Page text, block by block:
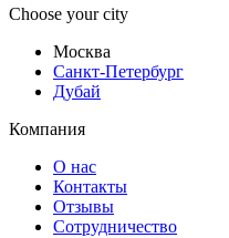
Choose your city
Москва
Санкт-Петербург
Дубай
Компания
О нас
Контакты
Отзывы
Сотрудничество